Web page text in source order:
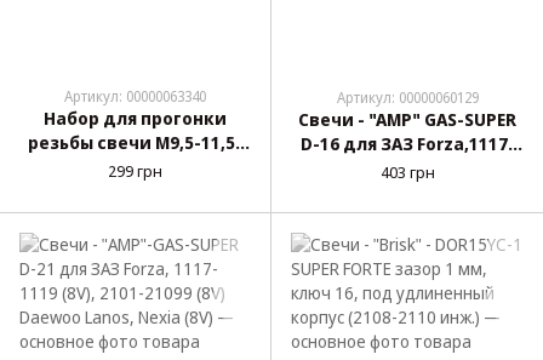
Артикул: 00000063340
Набор для прогонки
резьбы свечи М9,5-11,5-
12,7-19 "KING STD" (KS-
299 грн
Артикул: 00000060129
Свечи - "AMP" GAS-SUPER
D-16 для ЗАЗ Forza,1117-
1119 (16V), 2110и-2112и,
403 грн